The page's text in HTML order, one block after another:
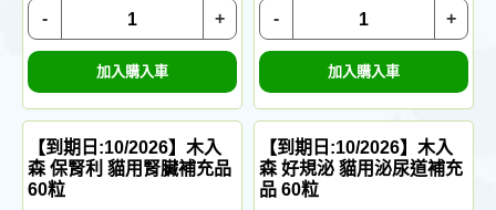
+
-
加入購入車
+
-
加入購入車
【到期日:10/2026】木入
森 保腎利 貓用腎臟補充品
60粒
【到期日:10/2026】木入
森 好規泌 貓用泌尿道補充
品 60粒